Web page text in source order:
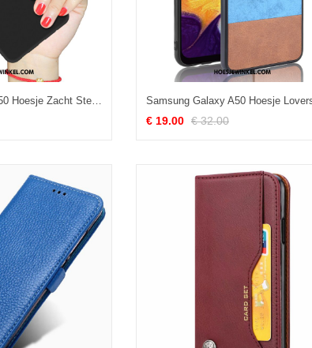
Samsung Galaxy A50 Hoesje Zacht Ster Lovers, Samsung Galaxy A50 Hoesje Bescherming Hoes
€ 19.00 € 32.00